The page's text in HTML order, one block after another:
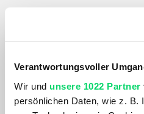
Verantwortungsvoller
Wir und unsere 1022 Partner
persönlichen Daten, wie z. B.
Löffler Damen Bike
GRÖSSE VARIANTE WÄHLEN